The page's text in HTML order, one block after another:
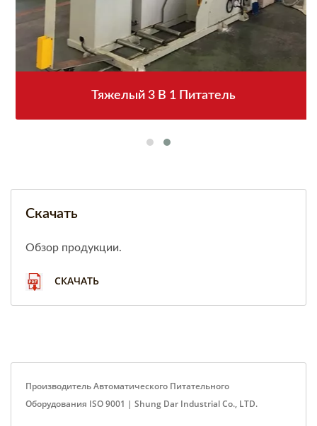
Тяжелый 3 В 1 Питатель
Скачать
Обзор продукции.
СКАЧАТЬ
Производитель Автоматического Питательного
Оборудования ISO 9001 | Shung Dar Industrial Co., LTD.